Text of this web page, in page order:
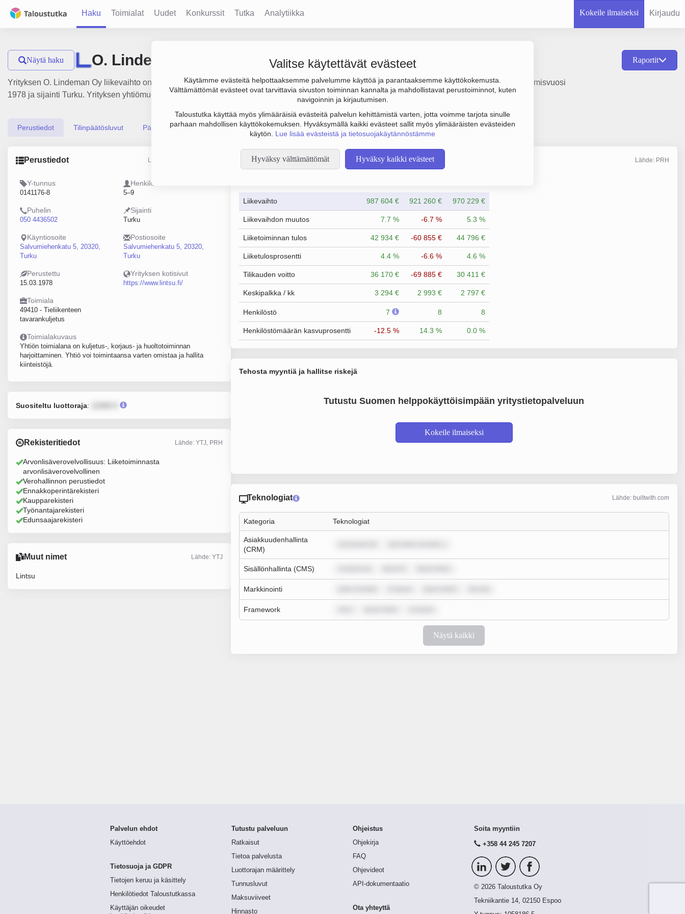
Haku Toimialat Uudet Konkurssit Tutka Analytiikka Kokeile ilmaiseksi Kirjaudu
Valitse käytettävät evästeet
Käytämme evästeitä helpottaaksemme palvelumme käyttöä ja parantaaksemme käyttökokemusta.
Välttämättömät evästeet ovat tarvittavia sivuston toiminnan kannalta ja mahdollistavat perustoiminnot, kuten
navigoinnin ja kirjautumisen.
Taloustutka käyttää myös ylimääräisiä evästeitä palvelun kehittämistä varten, jotta voimme tarjota sinulle
parhaan mahdollisen käyttökokemuksen. Hyväksymällä kaikki evästeet sallit myös ylimääräisten evästeiden
käytön. Lue lisää evästeistä ja tietosuojakäytännöstämme
Hyväksy välttämättömät Hyväksy kaikki evästeet
Näytä haku O. Lindeman Oy Raportit
Yrityksen O. Lindeman Oy liikevaihto on 970 000 €, tulos 45 000 € ja henkilöstömäärä 8. Sen päätoimiala on Tieliikenteen tavarankuljetus, perustamisvuosi
1978 ja sijainti Turku. Yrityksen yhtiömuoto Osakeyhtiö (OY).
Perustiedot Tilinpäätösluvut Päättäjätiedot
Perustiedot Lähde: YTJ, PRH, Traficom
Y-tunnus
0141176-8
Henkilöstömäärä
5–9
Puhelin
050 4436502
Sijainti
Turku
Käyntiosoite
Salvumiehenkatu 5, 20320,
Turku
Postiosoite
Salvumiehenkatu 5, 20320,
Turku
Perustettu
15.03.1978
Yrityksen kotisivut
https://www.lintsu.fi/
Toimiala
49410 - Tieliikenteen
tavarankuljetus
Toimialakuvaus
Yhtiön toimialana on kuljetus-, korjaus- ja huoltotoiminnan
harjoittaminen. Yhtiö voi toimintaansa varten omistaa ja hallita
kiinteistöjä.
Suositeltu luottoraja:
Rekisteritiedot Lähde: YTJ, PRH
Arvonlisäverovelvollisuus: Liiketoiminnasta
arvonlisäverovelvollinen
Verohallinnon perustiedot
Ennakkoperintärekisteri
Kaupparekisteri
Työnantajarekisteri
Edunsaajarekisteri
Muut nimet Lähde: YTJ
Lintsu
Taloustiedot Lähde: PRH
Liikevaihto 987 604 € 921 260 € 970 229 €
Liikevaihdon muutos 7.7 % -6.7 % 5.3 %
Liiketoiminnan tulos 42 934 € -60 855 € 44 796 €
Liiketulosprosentti 4.4 % -6.6 % 4.6 %
Tilikauden voitto 36 170 € -69 885 € 30 411 €
Keskipalkka / kk 3 294 € 2 993 € 2 797 €
Henkilöstö 7 8 8
Henkilöstömäärän kasvuprosentti -12.5 % 14.3 % 0.0 %
Tehosta myyntiä ja hallitse riskejä
Tutustu Suomen helppokäyttöisimpään yritystietopalveluun
Kokeile ilmaiseksi
Teknologiat Lähde: builtwith.com
Kategoria Teknologiat
Asiakkuudenhallinta
(CRM)
Sisällönhallinta (CMS)
Markkinointi
Framework
Näytä kaikki
Palvelun ehdot
Käyttöehdot
Tietosuoja ja GDPR
Tietojen keruu ja käsittely
Henkilötiedot Taloustutkassa
Käyttäjän oikeudet
Tutustu palveluun
Ratkaisut
Tietoa palvelusta
Luottorajan määrittely
Tunnusluvut
Maksuviiveet
Hinnasto
Ohjeistus
Ohjekirja
FAQ
Ohjevideot
API-dokumentaatio
Ota yhteyttä
Soita myyntiin
+358 44 245 7207
© 2026 Taloustutka Oy
Tekniikantie 14, 02150 Espoo